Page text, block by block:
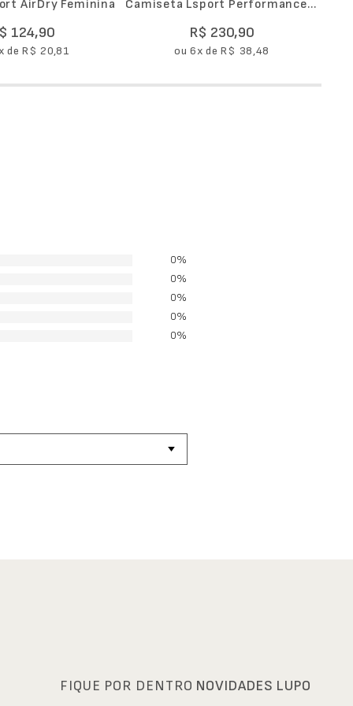
AirDry Feminina
124,90
deR$ 20,81
Camiseta Lsport Performance
R$ 230,90
ou6x deR$ 38,48
0%
0%
0%
0%
0%
FIQUE POR DENTRO NOVIDADES LUPO